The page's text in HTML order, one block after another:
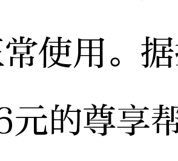
使用。
元的尊享